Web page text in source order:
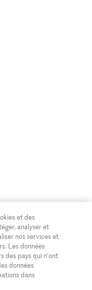
et des
analyser et
nos services et
Les données
des pays qui n'ont
données
dans